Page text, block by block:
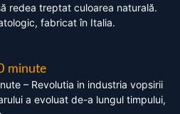
redea treptat culoarea naturală.
fabricat în Italia.
minute
– Revolutia in industria vopsirii
a evoluat de-a lungul timpului,